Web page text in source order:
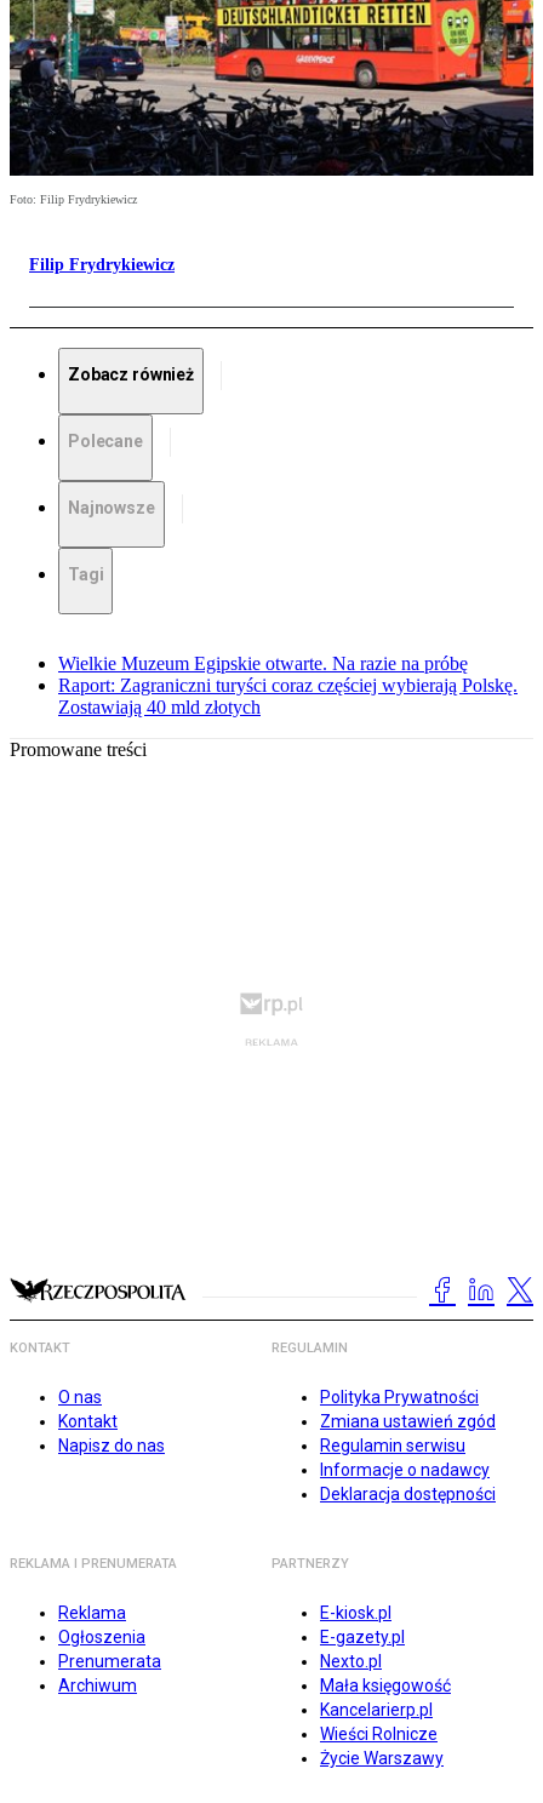
Foto: Filip Frydrykiewicz
Filip Frydrykiewicz
Zobacz również
Polecane
Najnowsze
Tagi
Wielkie Muzeum Egipskie otwarte. Na razie na próbę
Raport: Zagraniczni turyści coraz częściej wybierają Polskę.
Zostawiają 40 mld złotych
Promowane treści
KONTAKT
O nas
Kontakt
Napisz do nas
REGULAMIN
Polityka Prywatności
Zmiana ustawień zgód
Regulamin serwisu
Informacje o nadawcy
Deklaracja dostępności
REKLAMA I PRENUMERATA
Reklama
Ogłoszenia
Prenumerata
Archiwum
PARTNERZY
E-kiosk.pl
E-gazety.pl
Nexto.pl
Mała księgowość
Kancelarierp.pl
Wieści Rolnicze
Życie Warszawy